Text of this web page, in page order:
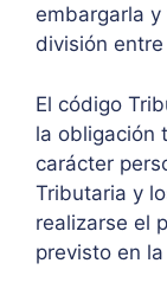
embargarla
división
El código
la obligación
carácter
Tributaria y
realizarse el
previsto en